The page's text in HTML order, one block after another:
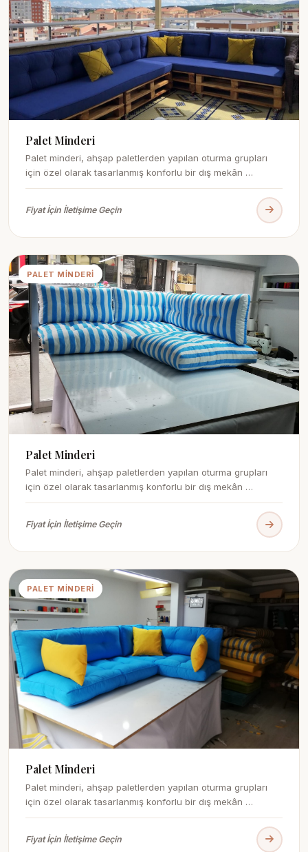
Palet Minderi
Palet minderi, ahşap paletlerden yapılan oturma grupları
için özel olarak tasarlanmış konforlu bir dış mekân …
Fiyat İçin İletişime Geçin
PALET MINDERI
Palet Minderi
Palet minderi, ahşap paletlerden yapılan oturma grupları
için özel olarak tasarlanmış konforlu bir dış mekân …
Fiyat İçin İletişime Geçin
PALET MINDERI
Palet Minderi
Palet minderi, ahşap paletlerden yapılan oturma grupları
için özel olarak tasarlanmış konforlu bir dış mekân …
Fiyat İçin İletişime Geçin